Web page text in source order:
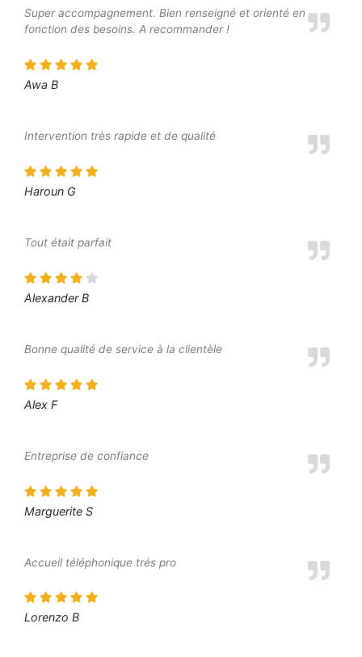
Super accompagnement. Bien renseigné et orienté en
fonction des besoins. A recommander !
Awa B
Intervention très rapide et de qualité
Haroun G
Tout était parfait
Alexander B
Bonne qualité de service à la clientèle
Alex F
Entreprise de confiance
Marguerite S
Accueil téléphonique trés pro
Lorenzo B